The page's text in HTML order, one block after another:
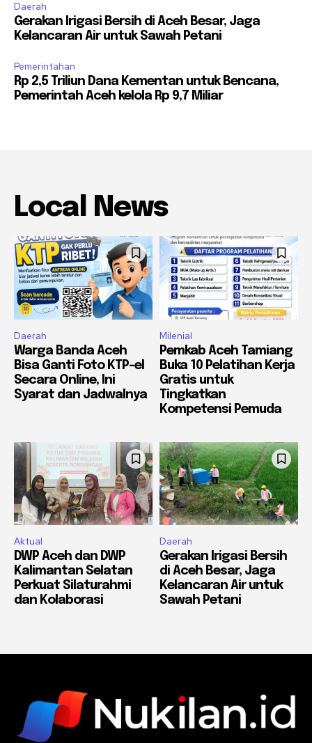
Daerah
Gerakan Irigasi Bersih di Aceh Besar, Jaga
Kelancaran Air untuk Sawah Petani
Pemerintahan
Rp 2,5 Triliun Dana Kementan untuk Bencana,
Pemerintah Aceh kelola Rp 9,7 Miliar
Local News
Daerah
Warga Banda Aceh
Bisa Ganti Foto KTP-el
Secara Online, Ini
Syarat dan Jadwalnya
Milenial
Pemkab Aceh Tamiang
Buka 10 Pelatihan Kerja
Gratis untuk
Tingkatkan
Kompetensi Pemuda
Aktual
DWP Aceh dan DWP
Kalimantan Selatan
Perkuat Silaturahmi
dan Kolaborasi
Daerah
Gerakan Irigasi Bersih
di Aceh Besar, Jaga
Kelancaran Air untuk
Sawah Petani